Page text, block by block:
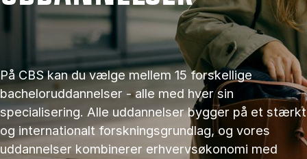
På CBS kan du vælge mellem 15 forskellige
bacheloruddannelser - alle med hver sin
specialisering. Alle uddannelser bygger på et stærkt
og internationalt forskningsgrundlag, og vores
uddannelser kombinerer erhvervsøkonomi med